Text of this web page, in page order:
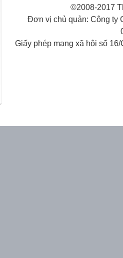
©2008-2017
Đơn vị chủ quản: Công ty
Giấy phép mạng xã hội số